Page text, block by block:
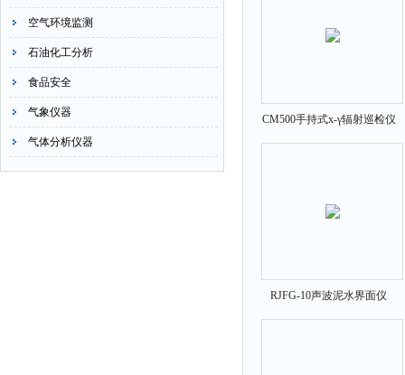
空气环境监测
石油化工分析
食品安全
气象仪器
气体分析仪器
CM500手持式x-γ辐射巡检仪
RJFG-10声波泥水界面仪